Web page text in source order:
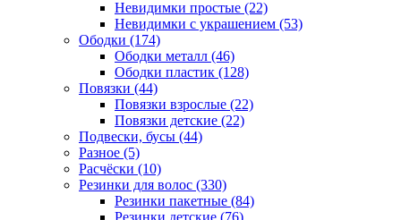
Невидимки простые (22)
Невидимки с украшением (53)
Ободки (174)
Ободки металл (46)
Ободки пластик (128)
Повязки (44)
Повязки взрослые (22)
Повязки детские (22)
Подвески, бусы (44)
Разное (5)
Расчёски (10)
Резинки для волос (330)
Резинки пакетные (84)
Резинки детские (76)